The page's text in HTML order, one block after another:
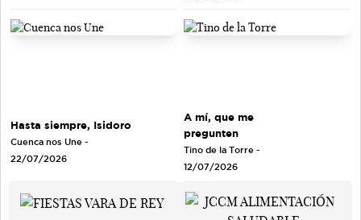
Hasta siempre, Isidoro
Cuenca nos Une -
22/07/2026
A mí, que me
pregunten
Tino de la Torre -
12/07/2026